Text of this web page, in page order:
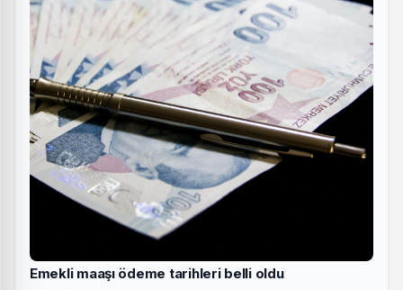
Emekli maaşı ödeme tarihleri belli oldu